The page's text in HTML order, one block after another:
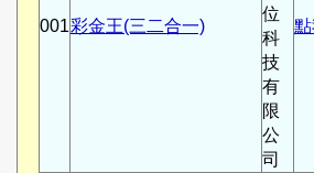
001彩金王(三二合一)
位
科
技
有
限
公
司